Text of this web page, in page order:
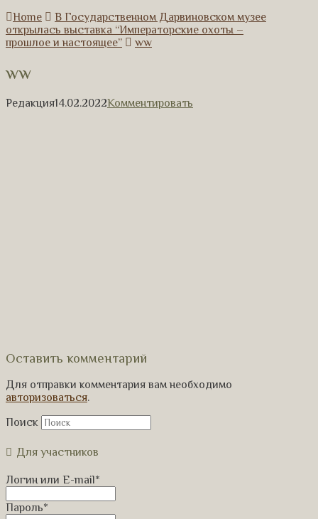
Home
В Государственном Дарвиновском музее
открылась выставка “Императорские охоты –
прошлое и настоящее”
ww
ww
Редакция14.02.2022Комментировать
Оставить комментарий
Для отправки комментария вам необходимо
авторизоваться.
Поиск
Для участников
Логин или E-mail*
Пароль*